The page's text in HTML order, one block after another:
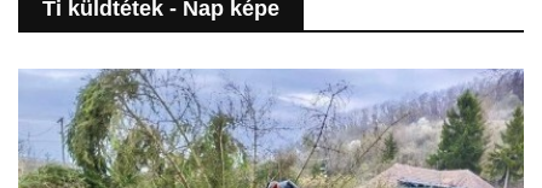
Ti küldtétek - Nap képe